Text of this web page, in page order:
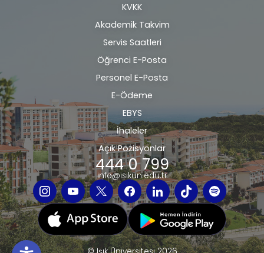
bilgi
KVKK
Akademik Takvim
Servis Saatleri
Öğrenci E-Posta
Personel E-Posta
E-Ödeme
EBYS
İhaleler
Açık Pozisyonlar
444 0 799
info@isikun.edu.tr